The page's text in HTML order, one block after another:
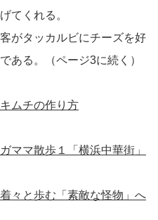
てくれる。
がタッカルビにチーズを好
ある。（ページ3に続く）
ムチの作り方
ママ散歩１「横浜中華街」
々と歩む「素敵な怪物」へ